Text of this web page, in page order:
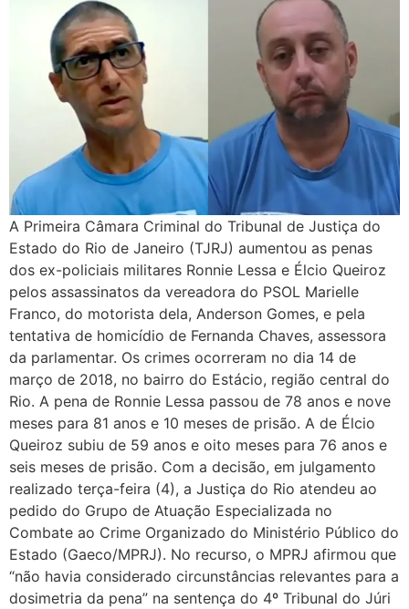
A Primeira Câmara Criminal do Tribunal de Justiça do
Estado do Rio de Janeiro (TJRJ) aumentou as penas
dos ex-policiais militares Ronnie Lessa e Élcio Queiroz
pelos assassinatos da vereadora do PSOL Marielle
Franco, do motorista dela, Anderson Gomes, e pela
tentativa de homicídio de Fernanda Chaves, assessora
da parlamentar. Os crimes ocorreram no dia 14 de
março de 2018, no bairro do Estácio, região central do
Rio. A pena de Ronnie Lessa passou de 78 anos e nove
meses para 81 anos e 10 meses de prisão. A de Élcio
Queiroz subiu de 59 anos e oito meses para 76 anos e
seis meses de prisão. Com a decisão, em julgamento
realizado terça-feira (4), a Justiça do Rio atendeu ao
pedido do Grupo de Atuação Especializada no
Combate ao Crime Organizado do Ministério Público do
Estado (Gaeco/MPRJ). No recurso, o MPRJ afirmou que
“não havia considerado circunstâncias relevantes para a
dosimetria da pena” na sentença do 4º Tribunal do Júri